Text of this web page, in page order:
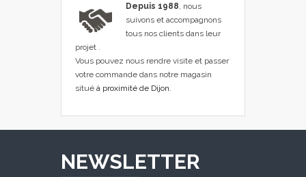
Depuis 1988 , nous
suivons et accompagnons
tous nos clients dans leur
projet .
Vous pouvez nous rendre visite et passer
votre commande dans notre magasin
situé à proximité de Dijon
NEWSLETTER